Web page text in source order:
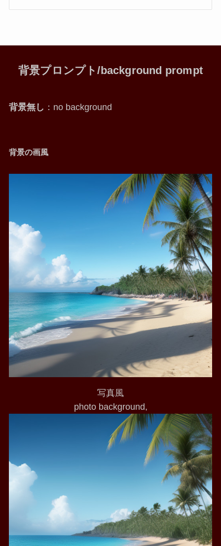
背景プロンプト/background prompt
背景無し ：no background
背景の画風
写真風
photo background,